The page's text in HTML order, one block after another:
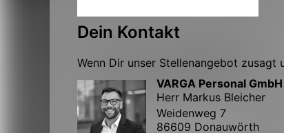
Dein Kontakt
Wenn Dir unser Stellenangebot
VARGA Personal GmbH
Herr Markus Bleicher
Weidenweg 7
86609 Donauwörth